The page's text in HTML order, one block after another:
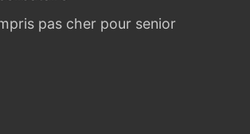
pas cher pour senior